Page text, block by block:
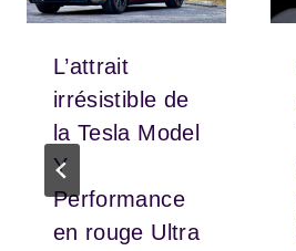
L’attrait
irrésistible de
la Tesla Model
Y
Performance
en rouge Ultra